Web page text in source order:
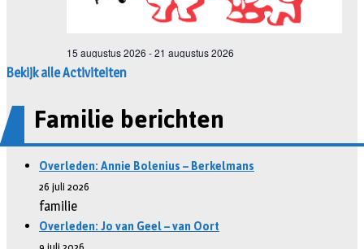
Bekijk alle Activiteiten
Familie berichten
Overleden: Annie Bolenius – Berkelmans
26 juli 2026
familie
Overleden: Jo van Geel – van Oort